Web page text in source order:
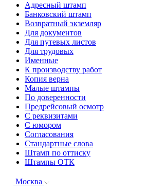
Адресный штамп
Банковский штамп
Возвратный экземляр
Для документов
Для путевых листов
Для трудовых
Именные
К производству работ
Копия верна
Малые штампы
По доверенности
Предрейсовый осмотр
С реквизитами
С юмором
Согласования
Стандартные слова
Штамп по оттиску
Штампы ОТК
Москва